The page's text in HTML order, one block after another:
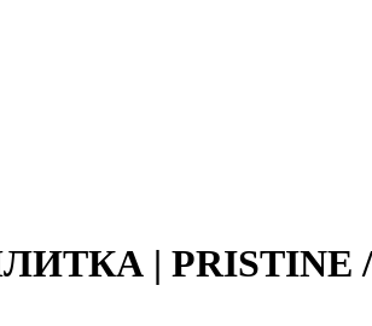
| PRISTINE /